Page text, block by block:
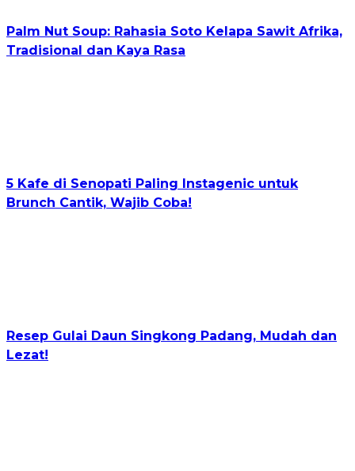
Palm Nut Soup: Rahasia Soto Kelapa Sawit Afrika,
Tradisional dan Kaya Rasa
5 Kafe di Senopati Paling Instagenic untuk
Brunch Cantik, Wajib Coba!
Resep Gulai Daun Singkong Padang, Mudah dan
Lezat!